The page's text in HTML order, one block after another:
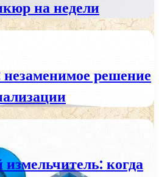
на недели
решение
когда